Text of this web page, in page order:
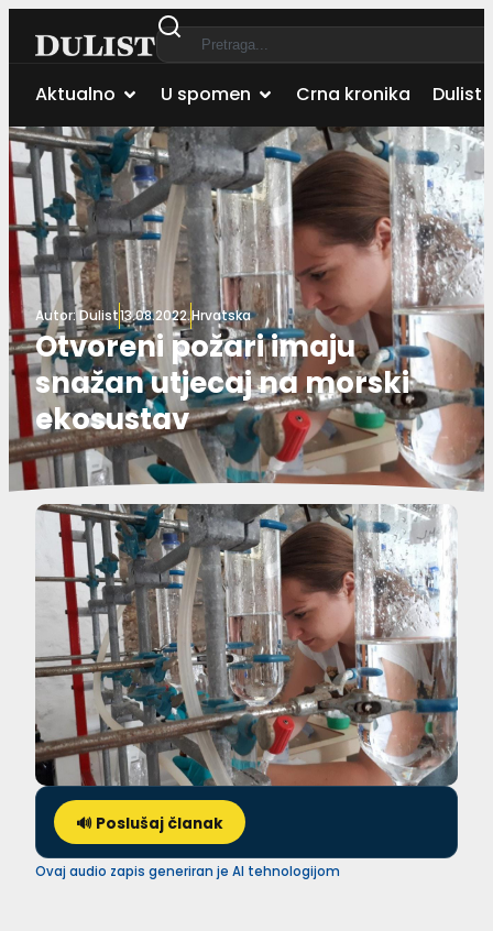
Aktualno U spomen Crna kronika Dulist
Autor:Dulist13.08.2022.Hrvatska
Otvoreni požari imaju
snažan utjecaj na morski
ekosustav
🔊 Poslušaj članak
Ovaj audio zapis generiran je AI tehnologijom